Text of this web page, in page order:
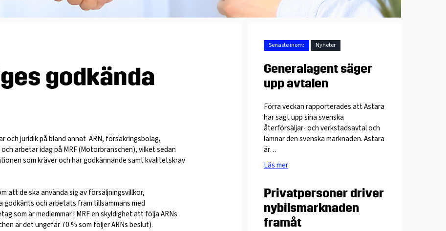
godkända
och juridik på bland annat ARN, försäkringsbolag,
arbetar idag på MRF (Motorbranschen), vilket sedan
som kräver och har godkännande samt kvalitetskrav
att de ska använda sig av försäljningsvillkor,
och arbetats fram tillsammans med
som är medlemmar i MRF en skyldighet att följa ARNs
är det ungefär 70 % som följer ARNs beslut).
Senaste inom: Nyheter
Generalagent säger
upp avtalen
Förra veckan rapporterades att Astara
har sagt upp sina svenska
återförsäljar- och verkstadsavtal och
lämnar den svenska marknaden. Astara
är…
Läs mer
Privatpersoner driver
nybilsmarknaden
framåt